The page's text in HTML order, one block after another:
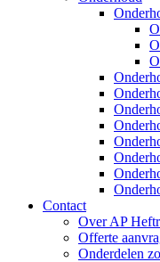
Contact
Over AP
Offerte
Onderdelen